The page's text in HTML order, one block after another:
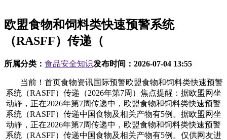
欧盟食物和饲料类快速预警系统
（RASFF）传递（
所属分类： 食品安全知识发布时间： 2026-07-04 13:55
当前！首页食物资讯国际预警欧盟食物和饲料类快速预警
系统（RASFF）传递（2026年第7周）焦点提醒：据欧盟网坐
动静，正在2026年第7周传递中，欧盟食物和饲料类快速预警
系统（RASFF）传递中国食物及相关产物有5例。据欧盟网坐
动静，正在2026年第7周传递中，欧盟食物和饲料类快速预警
系统（RASFF）传递中国食物及相关产物有5例。仅供网友进